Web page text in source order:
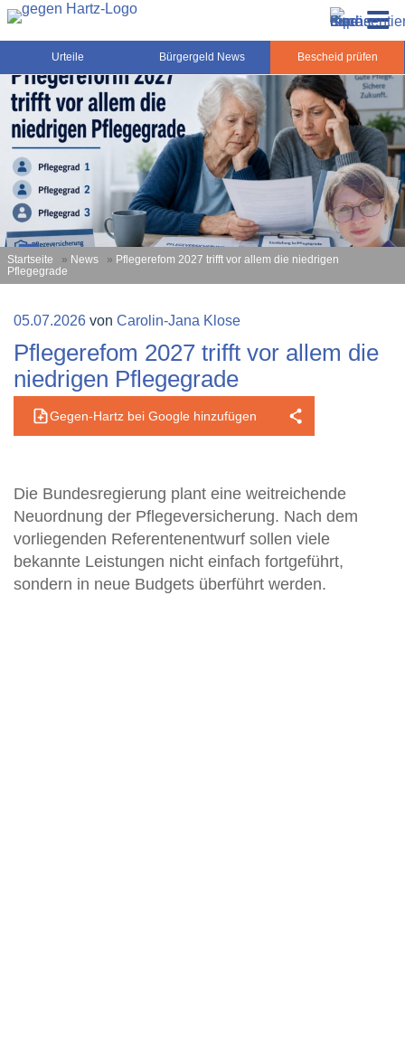
Zum
Inhalt
springen
Gegen-Hartz.de – Sozialrecht, Rente, Pflege und
Urteile, News und Ratgeber rund um das Sozialrecht,
Grundsicherung und Rente
Urteile Bürgergeld News Bescheid prüfen
Startseite » News » Pflegerefom 2027 trifft vor allem die niedrigen
Pflegegrade
Veröffentlicht
05.07.2026 von Carolin-Jana Klose
Pflegerefom 2027 trifft vor allem die
niedrigen Pflegegrade
Gegen-Hartz bei Google hinzufügen
Die Bundesregierung plant eine weitreichende
Neuordnung der Pflegeversicherung. Nach dem
vorliegenden Referentenentwurf sollen viele
bekannte Leistungen nicht einfach fortgeführt,
sondern in neue Budgets überführt werden.